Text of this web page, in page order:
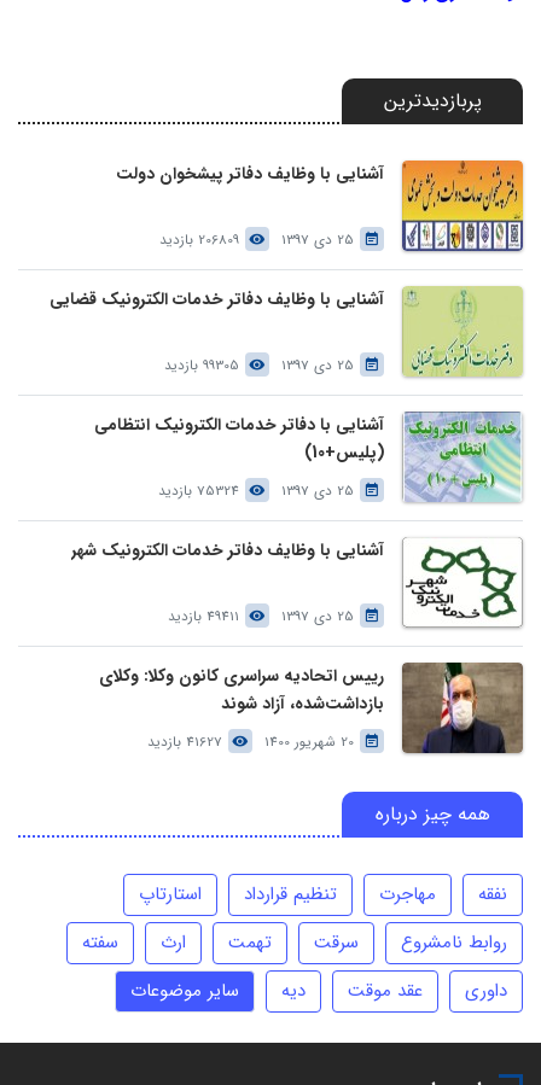
پربازدیدترین
آشنایی با وظایف دفاتر پیشخوان دولت
25 دی 1397 206809 بازدید
آشنایی با وظایف دفاتر خدمات الکترونیک قضایی
25 دی 1397 99305 بازدید
آشنایی با دفاتر خدمات الکترونیک انتظامی
(پلیس+10)
25 دی 1397 75324 بازدید
آشنایی با وظایف دفاتر خدمات الکترونیک شهر
25 دی 1397 49411 بازدید
رییس اتحادیه سراسری کانون وکلا: وکلای
بازداشت‌شده، آزاد شوند
20 شهریور 1400 41627 بازدید
همه چیز درباره
نفقه مهاجرت تنظیم قرارداد
استارتاپ
روابط نامشروع
سرقت تهمت ارث
سفته
داوری
عقد موقت دیه سایر موضوعات